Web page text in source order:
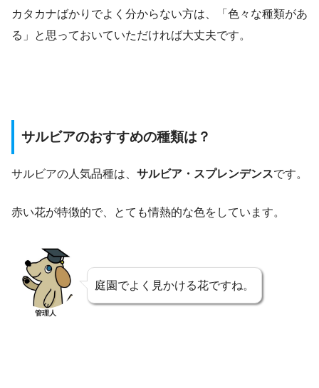
カタカナばかりでよく分からない方は、「色々な種類があ
る」と思っておいていただければ大丈夫です。
サルビアのおすすめの種類は？
サルビアの人気品種は、 サルビア・スプレンデンスです。
赤い花が特徴的で、とても情熱的な色をしています。
管理人
庭園でよく見かける花ですね。